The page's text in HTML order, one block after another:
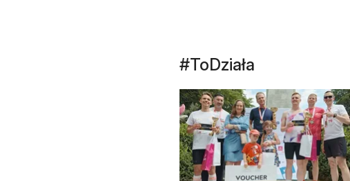
#ToDziała